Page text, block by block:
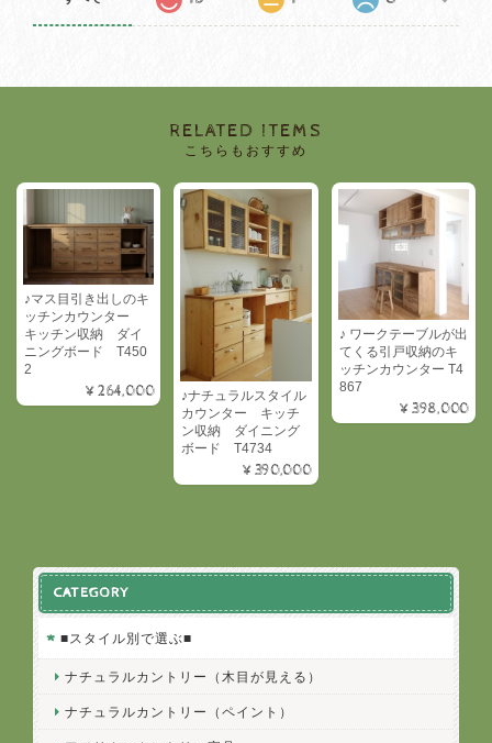
RELATED ITEMS
こちらもおすすめ
♪マス目引き出しのキ
ッチンカウンター
キッチン収納 ダイ
ニングボード T450
2
¥264,000
♪ナチュラルスタイル
カウンター キッチ
ン収納 ダイニング
ボード T4734
¥390,000
♪ ワークテーブルが出
てくる引戸収納のキ
ッチンカウンター T4
867
¥398,000
CATEGORY
■スタイル別で選ぶ■
ナチュラルカントリー（木目が見える）
ナチュラルカントリー（ペイント）